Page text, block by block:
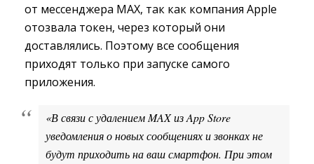
от мессенджера MAX, так как компания Apple
отозвала токен, через который они
доставлялись. Поэтому все сообщения
приходят только при запуске самого
приложения.
«В связи с удалением MAX из App Store
уведомления о новых сообщениях и звонках не
будут приходить на ваш смартфон. При этом